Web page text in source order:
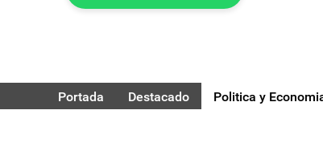
Portada Destacado Politica y